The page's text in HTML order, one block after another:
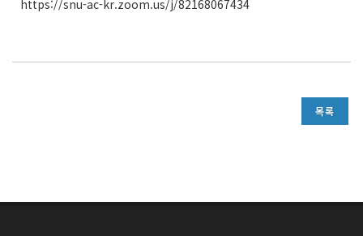
https://snu-ac-kr.zoom.us/j/82168067434
목록